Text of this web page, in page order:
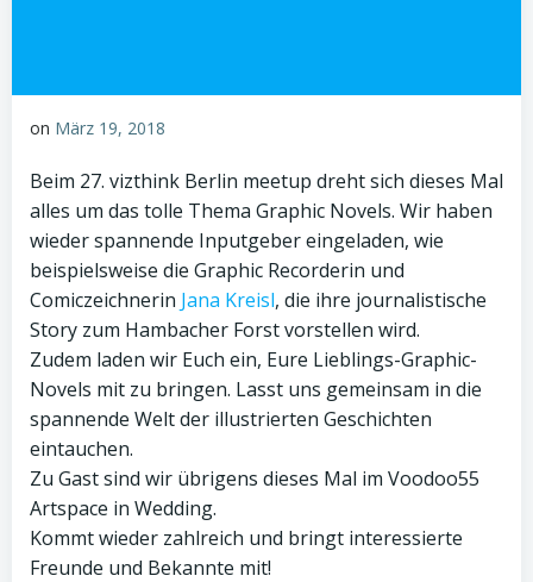
on März 19, 2018
Beim 27. vizthink Berlin meetup dreht sich dieses Mal
alles um das tolle Thema Graphic Novels. Wir haben
wieder spannende Inputgeber eingeladen, wie
beispielsweise die Graphic Recorderin und
Comiczeichnerin Jana Kreisl, die ihre journalistische
Story zum Hambacher Forst vorstellen wird.
Zudem laden wir Euch ein, Eure Lieblings-Graphic-
Novels mit zu bringen. Lasst uns gemeinsam in die
spannende Welt der illustrierten Geschichten
eintauchen.
Zu Gast sind wir übrigens dieses Mal im Voodoo55
Artspace in Wedding.
Kommt wieder zahlreich und bringt interessierte
Freunde und Bekannte mit!